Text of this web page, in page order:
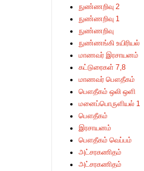
நுண்ணறிவு 2
நுண்ணறிவு 1
நுண்ணறிவு
நுண்ணங்கி உயிரியல்
மாணவர் இரசாயனம்
கட்டுரைகள் 7,8
மாணவர் பௌதீகம்
பௌதீகம் ஒலி ஒளி
மனைப்பொருளியல் 1
பௌதீகம்
இரசாயனம்
பௌதீகம் வெப்பம்
அட்சரகணிதம்
அட்சரகணிதம்